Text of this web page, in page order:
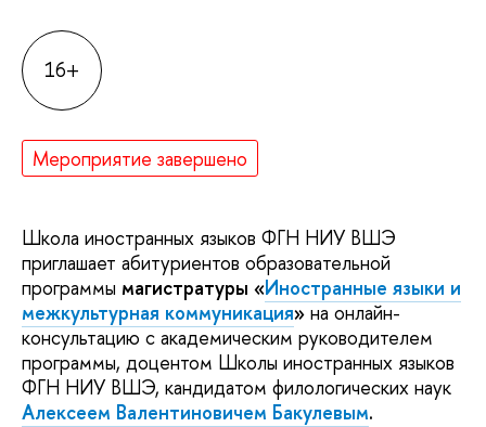
16+
Мероприятие завершено
Школа иностранных языков ФГН НИУ ВШЭ
приглашает абитуриентов образовательной
программы магистратуры «Иностранные языки и
межкультурная коммуникация» на онлайн-
консультацию с академическим руководителем
программы, доцентом Школы иностранных языков
ФГН НИУ ВШЭ, кандидатом филологических наук
Алексеем Валентиновичем Бакулевым.